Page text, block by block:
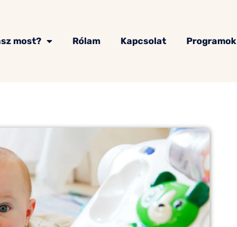
most? Rólam Kapcsolat Programok